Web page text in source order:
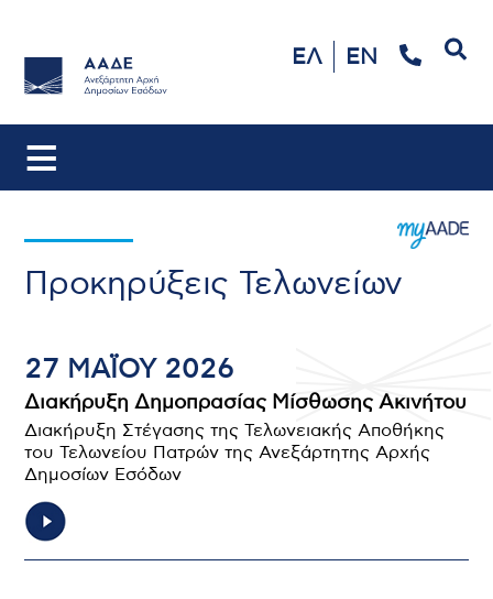
ΕΛ EN
Προκηρύξεις Τελωνείων
27 ΜΑΪ́ΟΥ 2026
Διακήρυξη Δημοπρασίας Μίσθωσης Ακινήτου
Διακήρυξη Στέγασης της Τελωνειακής Αποθήκης
του Τελωνείου Πατρών της Ανεξάρτητης Αρχής
Δημοσίων Εσόδων